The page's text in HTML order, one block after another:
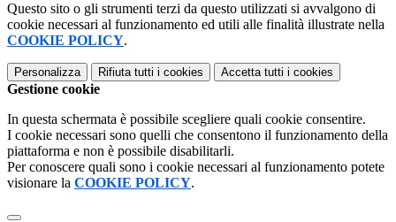
Questo sito o gli strumenti terzi da questo utilizzati si avvalgono di
cookie necessari al funzionamento ed utili alle finalità illustrate nella
COOKIE POLICY.
Personalizza Rifiuta tutti i cookies Accetta tutti i cookies
Gestione cookie
In questa schermata è possibile scegliere quali cookie consentire.
I cookie necessari sono quelli che consentono il funzionamento della
piattaforma e non è possibile disabilitarli.
Per conoscere quali sono i cookie necessari al funzionamento potete
visionare la COOKIE POLICY.